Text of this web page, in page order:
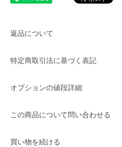
返品について
特定商取引法に基づく表記
オプションの値段詳細
この商品について問い合わせる
買い物を続ける